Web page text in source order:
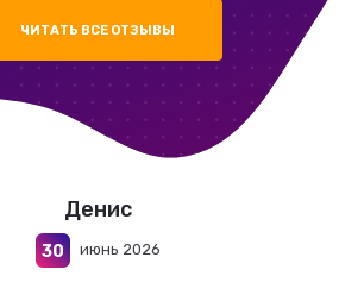
ЧИТАТЬ ВСЕ ОТЗЫВЫ
Денис
30 июнь 2026